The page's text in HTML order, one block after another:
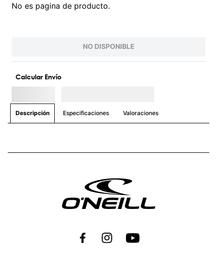
No es pagina de producto.
NO DISPONIBLE
Calcular Envío
Descripción Especificaciones Valoraciones